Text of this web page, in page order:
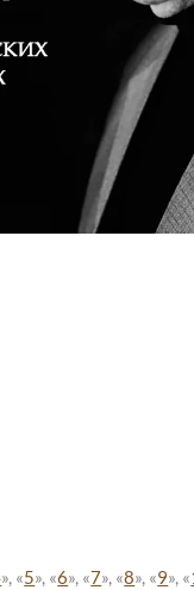
», «5», «6», «7», «8», «9», «